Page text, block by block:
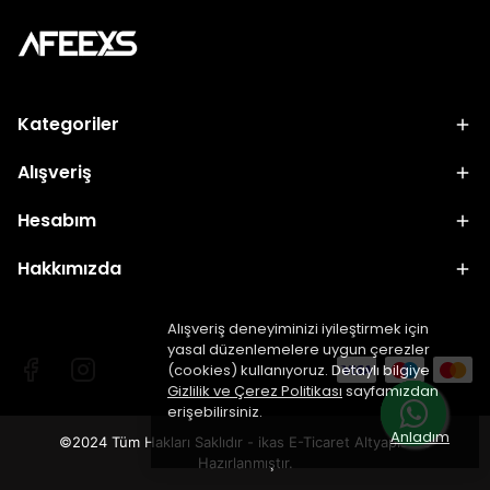
Alışveriş deneyiminizi iyileştirmek için
yasal düzenlemelere uygun çerezler
(cookies) kullanıyoruz. Detaylı bilgiye
Gizlilik ve Çerez Politikası sayfamızdan
erişebilirsiniz.
Anladım
Kategoriler
Alışveriş
Hesabım
Hakkımızda
©2024 Tüm Hakları Saklıdır - ikas E-Ticaret Altyapısı ile
Hazırlanmıştır.